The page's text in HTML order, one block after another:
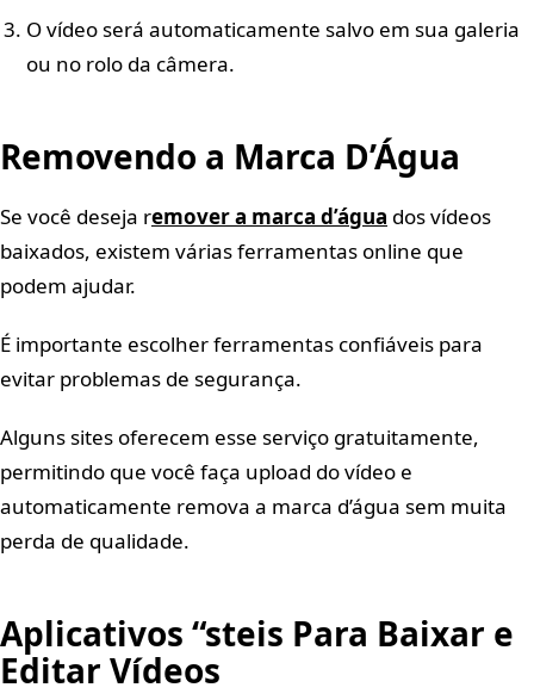
O vídeo será automaticamente salvo em sua galeria
ou no rolo da câmera.
Removendo a Marca D’Água
Se você deseja remover a marca d’água dos vídeos
baixados, existem várias ferramentas online que
podem ajudar.
É importante escolher ferramentas confiáveis para
evitar problemas de segurança.
Alguns sites oferecem esse serviço gratuitamente,
permitindo que você faça upload do vídeo e
automaticamente remova a marca d’água sem muita
perda de qualidade.
Aplicativos “steis Para Baixar e
Editar Vídeos